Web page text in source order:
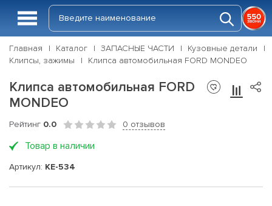
Главная Каталог ЗАПАСНЫЕ ЧАСТИ
Кузовные детали
Клипсы, зажимы
Клипса автомобильная FORD MONDEO
Клипса автомобильная FORD
MONDEO
Рейтинг 0.0 0 отзывов
Товар в наличии
Артикул: KE-534